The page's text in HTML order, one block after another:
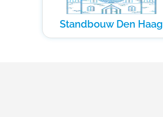
Standbouw Den Haag